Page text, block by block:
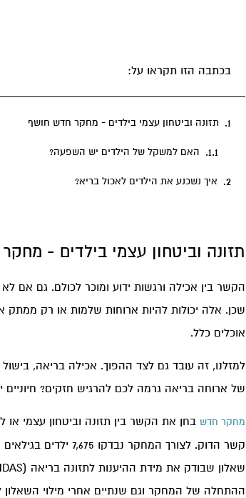
בכתבה הזו תקראו על:
תזונה וביטחון עצמי בילדים - מחקר חדש חושף
האם למשקל של הילדים יש השפעה?
איך נשכנע את הילדים לאכול בריא?
תזונה וביטחון עצמי בילדים -
הקשר בין אכילה ורגשות ידוע ומוכר לכולם. גם אם
שכן. אלה יכולות להיות ארוחות שלמות או רק
אוכלים כלל.
למזלנו, זה עובד גם לצד ההפוך. אכילה בריאה,
של ארוחה בריאה גרמה לכם להרגיש חזקים?
מחקר חדש
ההתחלה של המחקר וגם שנתיים אחרי מילוי השאלון